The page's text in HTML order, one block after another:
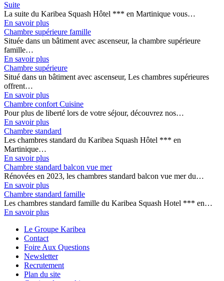
Suite
La suite du Karibea Squash Hôtel *** en Martinique vous…
En savoir plus
Chambre supérieure famille
Située dans un bâtiment avec ascenseur, la chambre supérieure
famille…
En savoir plus
Chambre supérieure
Situé dans un bâtiment avec ascenseur, Les chambres supérieures
offrent…
En savoir plus
Chambre confort Cuisine
Pour plus de liberté lors de votre séjour, découvrez nos…
En savoir plus
Chambre standard
Les chambres standard du Karibea Squash Hôtel *** en
Martinique…
En savoir plus
Chambre standard balcon vue mer
Rénovées en 2023, les chambres standard balcon vue mer du…
En savoir plus
Chambre standard famille
Les chambres standard famille du Karibea Squash Hotel *** en…
En savoir plus
Le Groupe Karibea
Contact
Foire Aux Questions
Newsletter
Recrutement
Plan du site